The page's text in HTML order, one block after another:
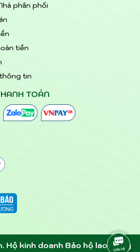
phân phối
tiền
tin
TOÁN
Hộ kinh doanh Bảo hộ lao động